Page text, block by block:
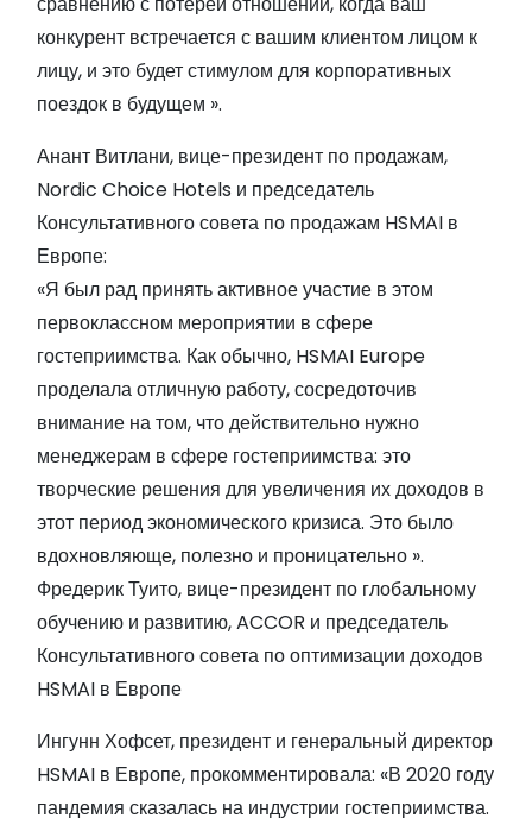
конкурент встречается с вашим клиентом лицом к
лицу, и это будет стимулом для корпоративных
поездок в будущем ».
Анант Витлани, вице-президент по продажам,
Nordic Choice Hotels и председатель
Консультативного совета по продажам HSMAI в
Европе:
«Я был рад принять активное участие в этом
первоклассном мероприятии в сфере
гостеприимства. Как обычно, HSMAI Europe
проделала отличную работу, сосредоточив
внимание на том, что действительно нужно
менеджерам в сфере гостеприимства: это
творческие решения для увеличения их доходов в
этот период экономического кризиса. Это было
вдохновляюще, полезно и проницательно ».
Фредерик Туито, вице-президент по глобальному
обучению и развитию, ACCOR и председатель
Консультативного совета по оптимизации доходов
HSMAI в Европе
Ингунн Хофсет, президент и генеральный директор
HSMAI в Европе, прокомментировала: «В 2020 году
пандемия сказалась на индустрии гостеприимства.